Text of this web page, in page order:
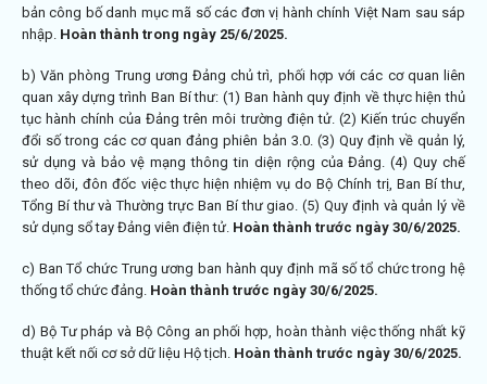
bản công bố danh mục mã số các đơn vị hành chính Việt Nam sau sáp
nhập. Hoàn thành trong ngày 25/6/2025.
b) Văn phòng Trung ương Đảng chủ trì, phối hợp với các cơ quan liên
quan xây dựng trình Ban Bí thư: (1) Ban hành quy định về thực hiện thủ
tục hành chính của Đảng trên môi trường điện tử. (2) Kiến trúc chuyển
đổi số trong các cơ quan đảng phiên bản 3.0. (3) Quy định về quản lý,
sử dụng và bảo vệ mạng thông tin diện rộng của Đảng. (4) Quy chế
theo dõi, đôn đốc việc thực hiện nhiệm vụ do Bộ Chính trị, Ban Bí thư,
Tổng Bí thư và Thường trực Ban Bí thư giao. (5) Quy định và quản lý về
sử dụng sổ tay Đảng viên điện tử. Hoàn thành trước ngày 30/6/2025.
c) Ban Tổ chức Trung ương ban hành quy định mã số tổ chức trong hệ
thống tổ chức đảng. Hoàn thành trước ngày 30/6/2025.
d) Bộ Tư pháp và Bộ Công an phối hợp, hoàn thành việc thống nhất kỹ
thuật kết nối cơ sở dữ liệu Hộ tịch. Hoàn thành trước ngày 30/6/2025.